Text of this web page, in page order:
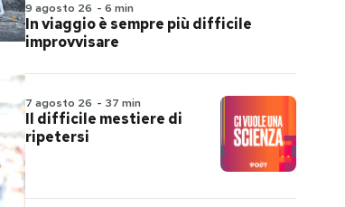
9 agosto 26 -6 min
In viaggio è sempre più difficile
improvvisare
7 agosto 26 - 37 min
Il difficile mestiere di
ripetersi